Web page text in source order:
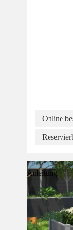
Online
Anleitung